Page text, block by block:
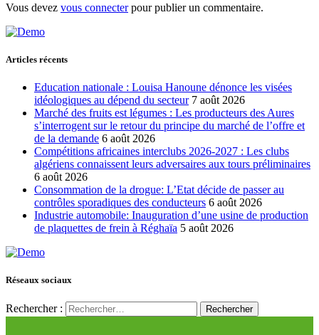
Vous devez vous connecterpour publier un commentaire.
Articles récents
Education nationale : Louisa Hanoune dénonce les visées
idéologiques au dépend du secteur 7 août 2026
Marché des fruits est légumes : Les producteurs des Aures
s’interrogent sur le retour du principe du marché de l’offre et
de la demande 6 août 2026
Compétitions africaines interclubs 2026-2027 : Les clubs
algériens connaissent leurs adversaires aux tours préliminaires
6 août 2026
Consommation de la drogue: L’Etat décide de passer au
contrôles sporadiques des conducteurs 6 août 2026
Industrie automobile: Inauguration d’une usine de production
de plaquettes de frein à Réghaïa 5 août 2026
Réseaux sociaux
Rechercher :